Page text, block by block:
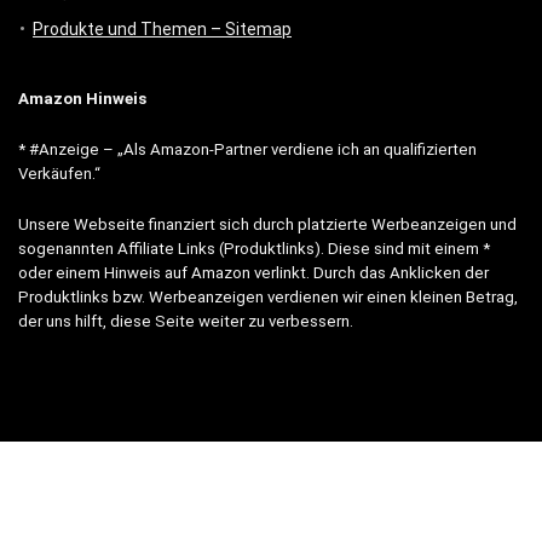
Produkte und Themen – Sitemap
Amazon Hinweis
* #Anzeige – „Als Amazon-Partner verdiene ich an qualifizierten
Verkäufen.“
Unsere Webseite finanziert sich durch platzierte Werbeanzeigen und
sogenannten Affiliate Links (Produktlinks). Diese sind mit einem *
oder einem Hinweis auf Amazon verlinkt. Durch das Anklicken der
Produktlinks bzw. Werbeanzeigen verdienen wir einen kleinen Betrag,
der uns hilft, diese Seite weiter zu verbessern.